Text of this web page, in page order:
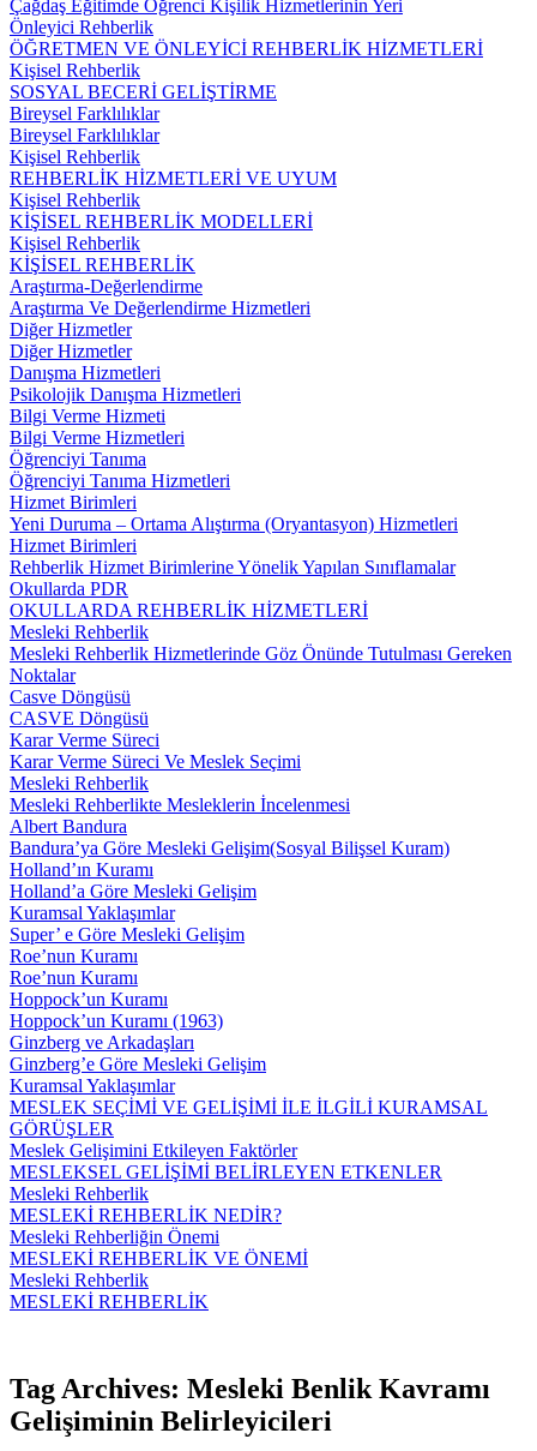
Çağdaş Eğitimde Öğrenci Kişilik Hizmetlerinin Yeri
Önleyici Rehberlik
ÖĞRETMEN VE ÖNLEYİCİ REHBERLİK HİZMETLERİ
Kişisel Rehberlik
SOSYAL BECERİ GELİŞTİRME
Bireysel Farklılıklar
Bireysel Farklılıklar
Kişisel Rehberlik
REHBERLİK HİZMETLERİ VE UYUM
Kişisel Rehberlik
KİŞİSEL REHBERLİK MODELLERİ
Kişisel Rehberlik
KİŞİSEL REHBERLİK
Araştırma-Değerlendirme
Araştırma Ve Değerlendirme Hizmetleri
Diğer Hizmetler
Diğer Hizmetler
Danışma Hizmetleri
Psikolojik Danışma Hizmetleri
Bilgi Verme Hizmeti
Bilgi Verme Hizmetleri
Öğrenciyi Tanıma
Öğrenciyi Tanıma Hizmetleri
Hizmet Birimleri
Yeni Duruma – Ortama Alıştırma (Oryantasyon) Hizmetleri
Hizmet Birimleri
Rehberlik Hizmet Birimlerine Yönelik Yapılan Sınıflamalar
Okullarda PDR
OKULLARDA REHBERLİK HİZMETLERİ
Mesleki Rehberlik
Mesleki Rehberlik Hizmetlerinde Göz Önünde Tutulması Gereken
Noktalar
Casve Döngüsü
CASVE Döngüsü
Karar Verme Süreci
Karar Verme Süreci Ve Meslek Seçimi
Mesleki Rehberlik
Mesleki Rehberlikte Mesleklerin İncelenmesi
Albert Bandura
Bandura’ya Göre Mesleki Gelişim(Sosyal Bilişsel Kuram)
Holland’ın Kuramı
Holland’a Göre Mesleki Gelişim
Kuramsal Yaklaşımlar
Super’ e Göre Mesleki Gelişim
Roe’nun Kuramı
Roe’nun Kuramı
Hoppock’un Kuramı
Hoppock’un Kuramı (1963)
Ginzberg ve Arkadaşları
Ginzberg’e Göre Mesleki Gelişim
Kuramsal Yaklaşımlar
MESLEK SEÇİMİ VE GELİŞİMİ İLE İLGİLİ KURAMSAL
GÖRÜŞLER
Meslek Gelişimini Etkileyen Faktörler
MESLEKSEL GELİŞİMİ BELİRLEYEN ETKENLER
Mesleki Rehberlik
MESLEKİ REHBERLİK NEDİR?
Mesleki Rehberliğin Önemi
MESLEKİ REHBERLİK VE ÖNEMİ
Mesleki Rehberlik
MESLEKİ REHBERLİK
Tag Archives: Mesleki Benlik Kavramı
Gelişiminin Belirleyicileri